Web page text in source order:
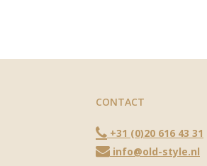
CONTACT
+31 (0)20 616 43 31
info@old-style.nl